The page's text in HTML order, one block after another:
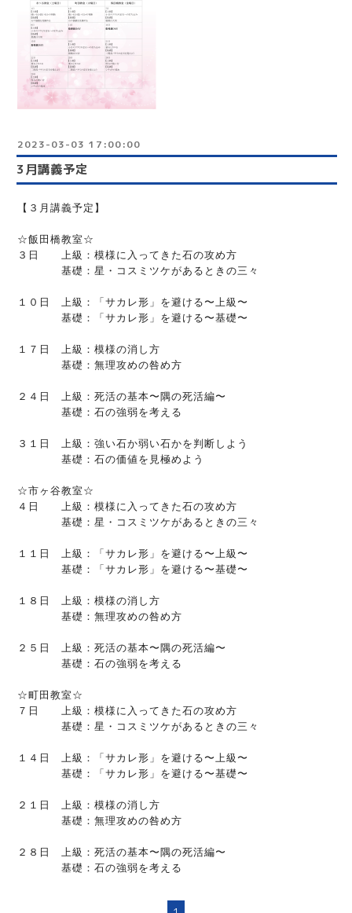
2023-03-03 17:00:00
3月講義予定
【３月講義予定】
☆飯田橋教室☆
３日 上級：模様に入ってきた石の攻め方
基礎：星・コスミツケがあるときの三々
１０日 上級：「サカレ形」を避ける〜上級〜
基礎：「サカレ形」を避ける〜基礎〜
１７日 上級：模様の消し方
基礎：無理攻めの咎め方
２４日 上級：死活の基本〜隅の死活編〜
基礎：石の強弱を考える
３１日 上級：強い石か弱い石かを判断しよう
基礎：石の価値を見極めよう
☆市ヶ谷教室☆
４日 上級：模様に入ってきた石の攻め方
基礎：星・コスミツケがあるときの三々
１１日 上級：「サカレ形」を避ける〜上級〜
基礎：「サカレ形」を避ける〜基礎〜
１８日 上級：模様の消し方
基礎：無理攻めの咎め方
２５日 上級：死活の基本〜隅の死活編〜
基礎：石の強弱を考える
☆町田教室☆
７日 上級：模様に入ってきた石の攻め方
基礎：星・コスミツケがあるときの三々
１４日 上級：「サカレ形」を避ける〜上級〜
基礎：「サカレ形」を避ける〜基礎〜
２１日 上級：模様の消し方
基礎：無理攻めの咎め方
２８日 上級：死活の基本〜隅の死活編〜
基礎：石の強弱を考える